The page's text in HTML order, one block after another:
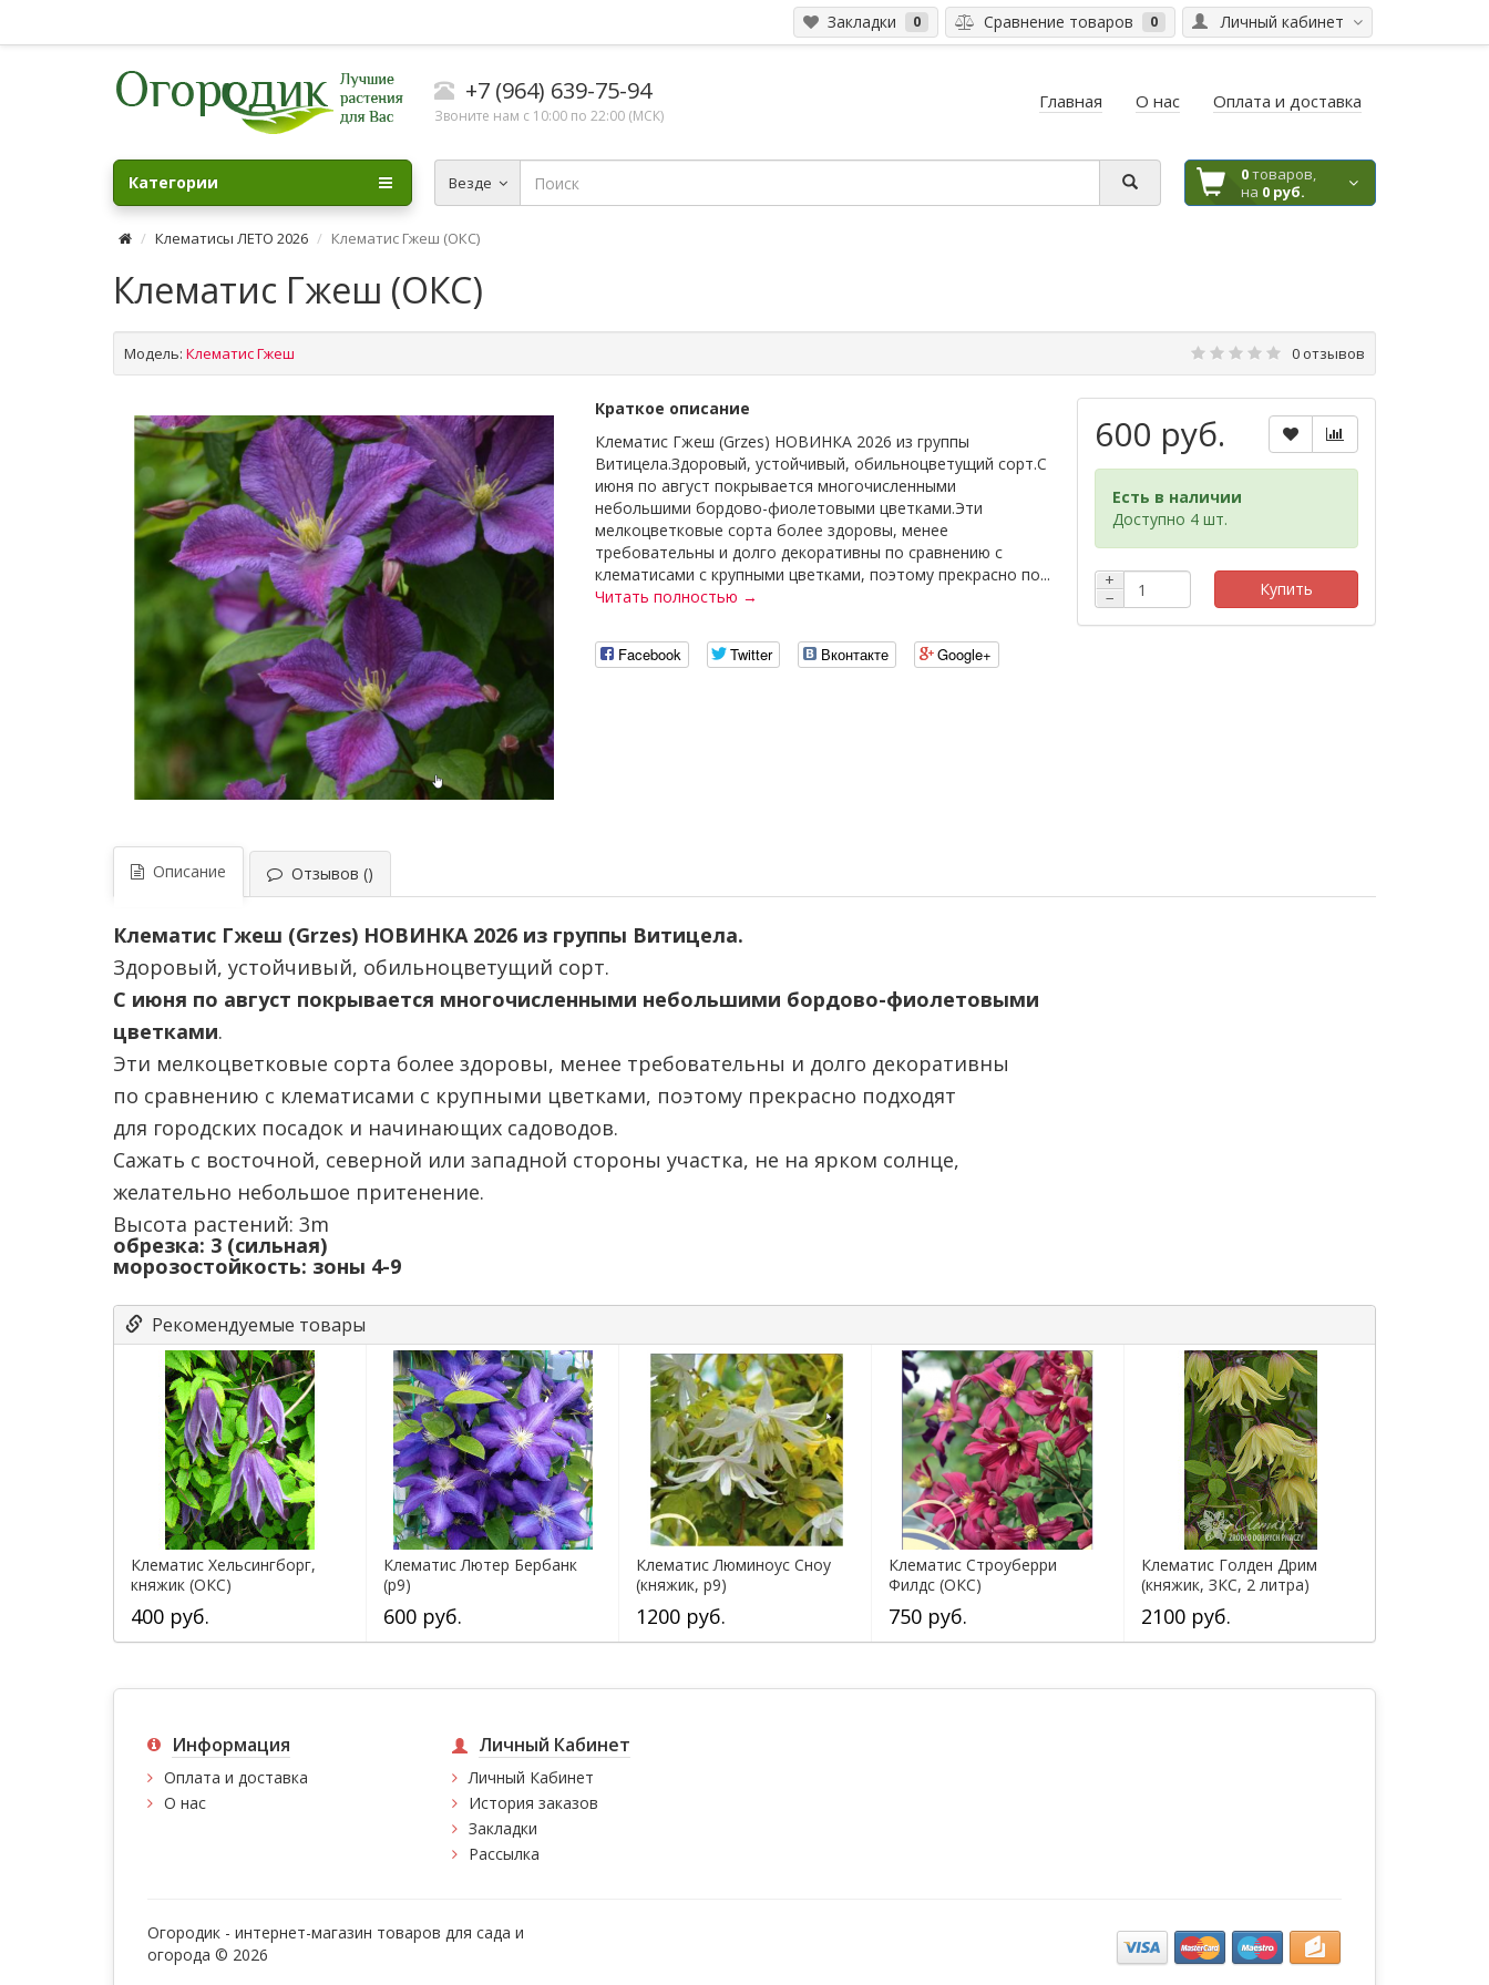
Личный кабинет
Закладки 0 Сравнение товаров 0
+7 (964) 639-75-94
Звоните нам с 10:00 по 22:00 (МСК)
Главная О нас Оплата и доставка
Везде 0товаров,
на 0 руб.
Категории
Клематисы ЛЕТО 2026 Клематис Гжеш (ОКС)
Клематис Гжеш (ОКС)
Модель: Клематис Гжеш 0 отзывов
Краткое описание
Клематис Гжеш (Grzes) НОВИНКА 2026 из группы
Витицела.Здоровый, устойчивый, обильноцветущий сорт.С
июня по август покрывается многочисленными
небольшими бордово-фиолетовыми цветками.Эти
мелкоцветковые сорта более здоровы, менее
требовательны и долго декоративны по сравнению с
клематисами с крупными цветками, поэтому прекрасно по...
Читать полностью →
Facebook Twitter Вконтакте Google+
600 руб.
Есть в наличии
Доступно 4 шт.
+
−
Купить
Описание Отзывов ()
Клематис Гжеш (Grzes) НОВИНКА 2026 из группы Витицела.
Здоровый, устойчивый, обильноцветущий сорт.
С июня по август покрывается многочисленными небольшими бордово-фиолетовыми
цветками.
Эти мелкоцветковые сорта более здоровы, менее требовательны и долго декоративны
по сравнению с клематисами с крупными цветками, поэтому прекрасно подходят
для городских посадок и начинающих садоводов.
Сажать с восточной, северной или западной стороны участка, не на ярком солнце,
желательно небольшое притенение.
Высота растений: 3m
обрезка: 3 (сильная)
морозостойкость: зоны 4-9
Рекомендуемые товары
Клематис Хельсингборг,
княжик (ОКС)
400 руб.
Клематис Лютер Бербанк
(р9)
600 руб.
Клематис Люминоус Сноу
(княжик, р9)
1200 руб.
Клематис Строуберри
Филдс (ОКС)
750 руб.
Клематис Голден Дрим
(княжик, ЗКС, 2 литра)
2100 руб.
Информация
Оплата и доставка
О нас
Личный Кабинет
Личный Кабинет
История заказов
Закладки
Рассылка
Огородик - интернет-магазин товаров для сада и
огорода © 2026